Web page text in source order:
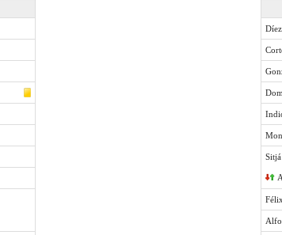
Díez
Sitjá
Félix